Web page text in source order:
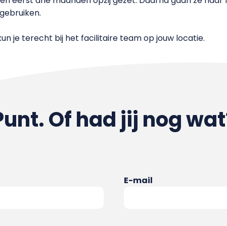
je terecht bij het facilitaire team op jouw locatie.
Of had jij nog
E-mail